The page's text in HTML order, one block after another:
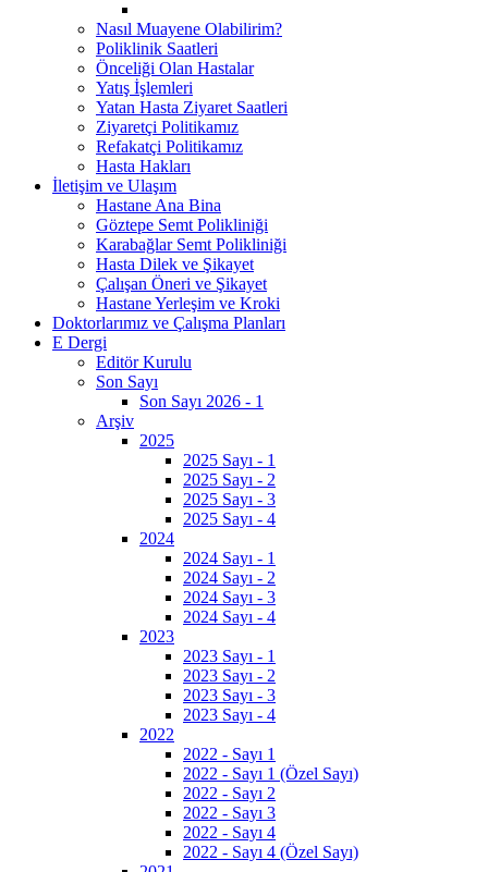
Nasıl Muayene Olabilirim?
Poliklinik Saatleri
Önceliği Olan Hastalar
Yatış İşlemleri
Yatan Hasta Ziyaret Saatleri
Ziyaretçi Politikamız
Refakatçi Politikamız
Hasta Hakları
İletişim ve Ulaşım
Hastane Ana Bina
Göztepe Semt Polikliniği
Karabağlar Semt Polikliniği
Hasta Dilek ve Şikayet
Çalışan Öneri ve Şikayet
Hastane Yerleşim ve Kroki
Doktorlarımız ve Çalışma Planları
E Dergi
Editör Kurulu
Son Sayı
Son Sayı 2026 - 1
Arşiv
2025
2025 Sayı - 1
2025 Sayı - 2
2025 Sayı - 3
2025 Sayı - 4
2024
2024 Sayı - 1
2024 Sayı - 2
2024 Sayı - 3
2024 Sayı - 4
2023
2023 Sayı - 1
2023 Sayı - 2
2023 Sayı - 3
2023 Sayı - 4
2022
2022 - Sayı 1
2022 - Sayı 1 (Özel Sayı)
2022 - Sayı 2
2022 - Sayı 3
2022 - Sayı 4
2022 - Sayı 4 (Özel Sayı)